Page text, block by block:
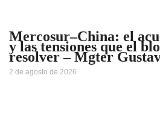
Mercosur–China: el
y las tensiones que el
resolver – Mgter
2 de agosto de 2026